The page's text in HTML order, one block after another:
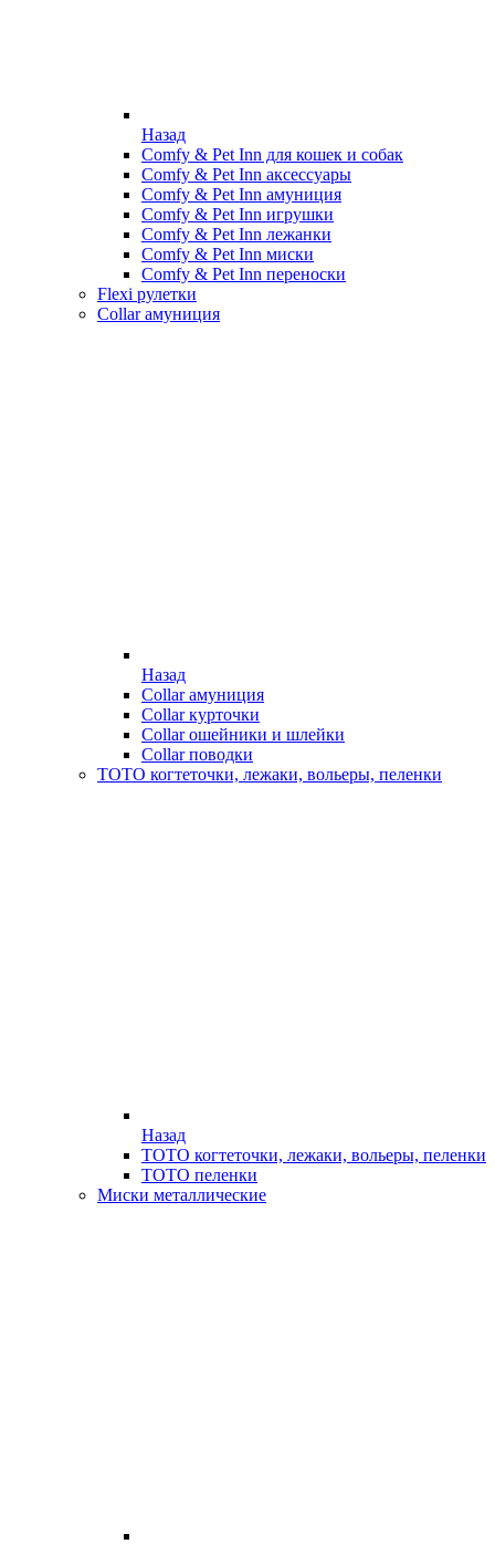
Назад
Comfy & Pet Inn для кошек и собак
Comfy & Pet Inn аксессуары
Comfy & Pet Inn амуниция
Comfy & Pet Inn игрушки
Comfy & Pet Inn лежанки
Comfy & Pet Inn миски
Comfy & Pet Inn переноски
Flexi рулетки
Collar амуниция
Назад
Collar амуниция
Collar курточки
Collar ошейники и шлейки
Collar поводки
ТОТО когтеточки, лежаки, вольеры, пеленки
Назад
ТОТО когтеточки, лежаки, вольеры, пеленки
ТОТО пеленки
Миски металлические